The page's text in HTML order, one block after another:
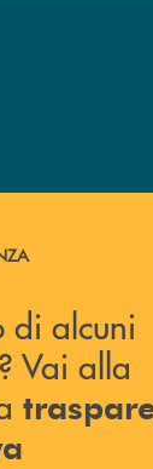
documenti
di alcuni
? Vai alla